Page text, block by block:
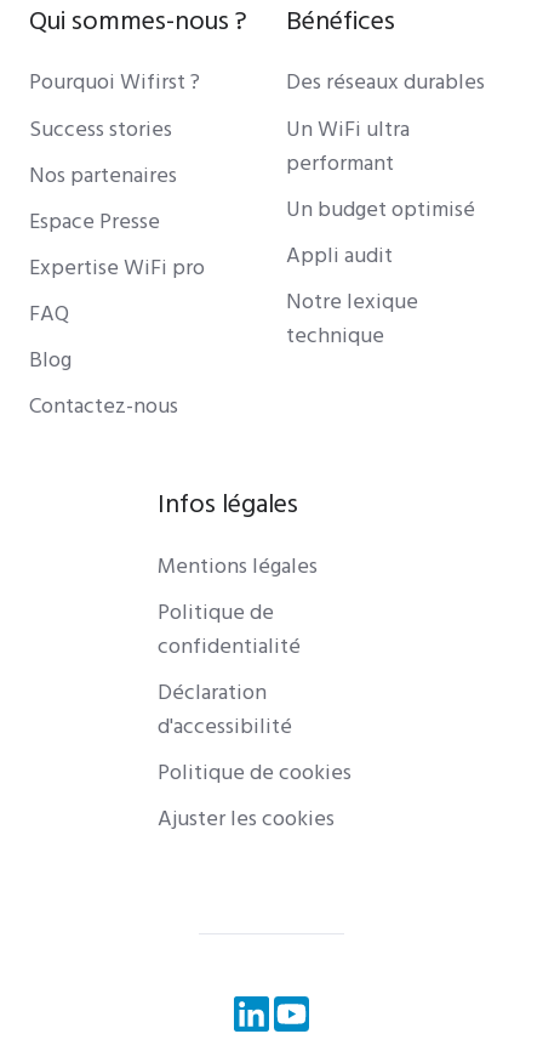
Qui sommes-nous ?
Pourquoi Wifirst ?
Success stories
Nos partenaires
Espace Presse
Expertise WiFi pro
FAQ
Blog
Contactez-nous
Bénéfices
Des réseaux durables
Un WiFi ultra
performant
Un budget optimisé
Appli audit
Notre lexique
technique
Infos légales
Mentions légales
Politique de
confidentialité
Déclaration
d'accessibilité
Politique de cookies
Ajuster les cookies